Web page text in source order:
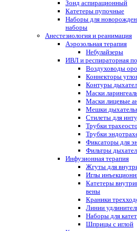
Зонд аспирационный
Катетеры пупочные
Наборы для
наборы
Анестезиология и реанимация
Аэрозольная терапия
Небулайзеры
ИВЛ и респираторная
Воздуховоды
Коннекторы
Контуры
Маски
Маски лицевые
Мешки
Стилеты для
Трубки
Трубки
Фиксаторы для
Фильтры
Инфузионная терапия
Жгуты для
Иглы
Катетеры
вены
Краники
Линии
Наборы для
Шприцы с иглой